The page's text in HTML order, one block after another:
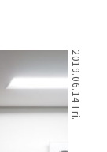
2019.06.14 Fri.